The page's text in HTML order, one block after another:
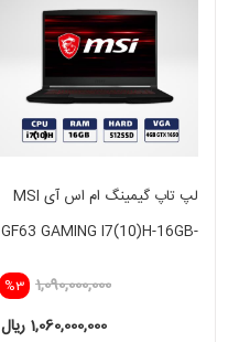
لپ تاپ گیمینگ ام اس آی MSI
GF63 GAMING I7(10)H-16GB-
512 GB SSD-VGA 4GB- GTX
%3 1,090,000,000
1,060,000,000 ریال